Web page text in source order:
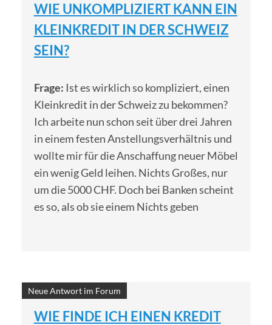
WIE UNKOMPLIZIERT KANN EIN
KLEINKREDIT IN DER SCHWEIZ
SEIN?
Frage: Ist es wirklich so kompliziert, einen
Kleinkredit in der Schweiz zu bekommen?
Ich arbeite nun schon seit über drei Jahren
in einem festen Anstellungsverhältnis und
wollte mir für die Anschaffung neuer Möbel
ein wenig Geld leihen. Nichts Großes, nur
um die 5000 CHF. Doch bei Banken scheint
es so, als ob sie einem Nichts geben
Neue Antwort im Forum
WIE FINDE ICH EINEN KREDIT